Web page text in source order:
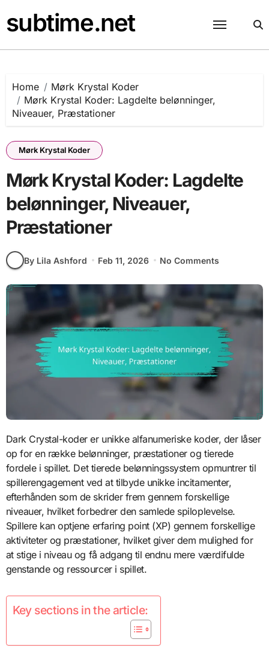
to
content
subtime.net
Home
Mørk Krystal Koder
Mørk Krystal Koder: Lagdelte belønninger,
Niveauer, Præstationer
Mørk Krystal Koder
Mørk Krystal Koder: Lagdelte
belønninger, Niveauer,
Præstationer
By Lila Ashford Feb 11, 2026 No Comments
Dark Crystal-koder er unikke alfanumeriske koder, der låser
op for en række belønninger, præstationer og tierede
fordele i spillet. Det tierede belønningssystem opmuntrer til
spillerengagement ved at tilbyde unikke incitamenter,
efterhånden som de skrider frem gennem forskellige
niveauer, hvilket forbedrer den samlede spiloplevelse.
Spillere kan optjene erfaring point (XP) gennem forskellige
aktiviteter og præstationer, hvilket giver dem mulighed for
at stige i niveau og få adgang til endnu mere værdifulde
genstande og ressourcer i spillet.
Key sections in the article: